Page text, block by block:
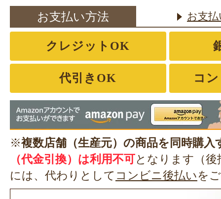
お支払い方法 お支
クレジットOK
代引きOK コ
※複数店舗（生産元）の商品を同時購入
（代金引換）は利用不可となります（
には、代わりとして コンビニ後払いを